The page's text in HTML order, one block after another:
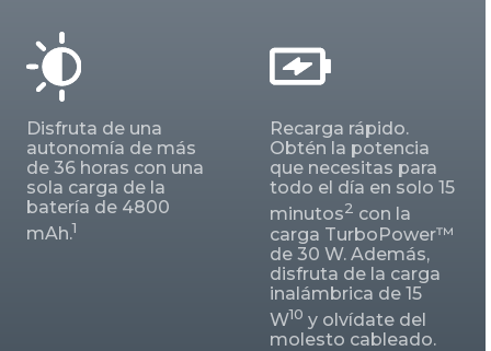
Disfruta de una
autonomía de más
de 36 horas con una
sola carga de la
batería de 4800
mAh.1
Recarga rápido.
Obtén la potencia
que necesitas para
todo el día en solo 15
minutos2 con la
carga TurboPower™
de 30 W. Además,
disfruta de la carga
inalámbrica de 15
W10 y olvídate del
molesto cableado.